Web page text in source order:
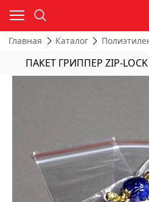
Главная Каталог
ПАКЕТ ГРИППЕР ZIP-